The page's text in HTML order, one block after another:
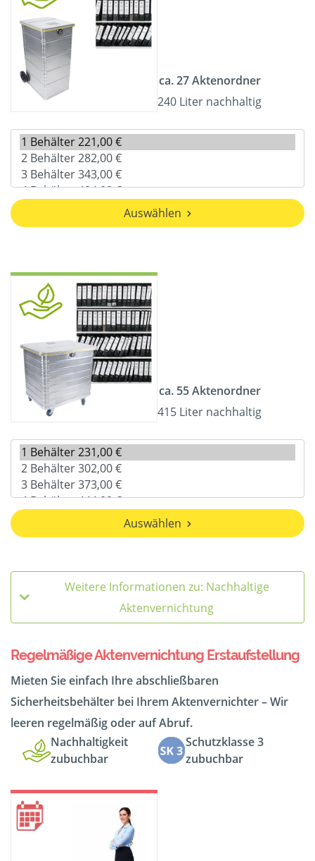
ca. 27 Aktenordner
240 Liter nachhaltig
Auswählen
ca. 55 Aktenordner
415 Liter nachhaltig
Auswählen
Weitere Informationen zu: Nachhaltige
Aktenvernichtung
Regelmäßige Aktenvernichtung Erstaufstellung
Mieten Sie einfach Ihre abschließbaren
Sicherheitsbehälter bei Ihrem Aktenvernichter – Wir
leeren regelmäßig oder auf Abruf.
Nachhaltigkeit
zubuchbar
Schutzklasse 3
zubuchbar